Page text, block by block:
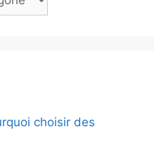
choisir des